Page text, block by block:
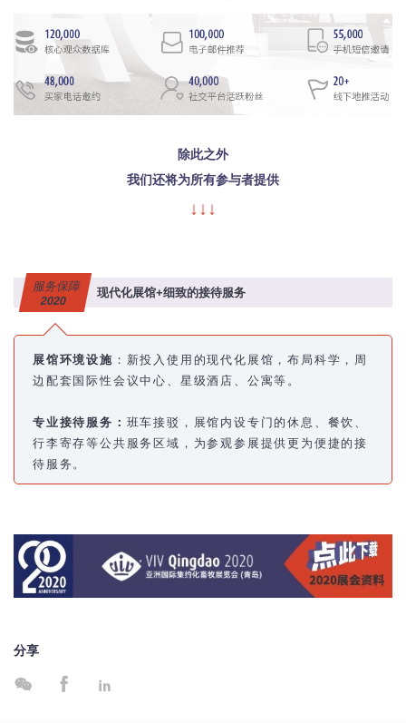
除此之外
我们还将为所有参与者提供
↓↓↓
服务保障
2020
现代化展馆+细致的接待服务
展馆环境设施 ：新投入使用的现代化展馆，布局科学，周
边配套国际性会议中心、星级酒店、公寓等。
专业接待服务： 班车接驳，展馆内设专门的休息、餐饮、
行李寄存等公共服务区域，为参观参展提供更为便捷的接
待服务。
分享
  